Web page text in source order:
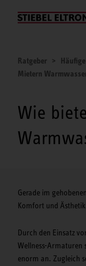
Unternehmen
Ratgeber
Mietern
Wie
Gerade im
Komfort und
Durch den Einsatz
Wellness-Armaturen
enorm an. Zugleich